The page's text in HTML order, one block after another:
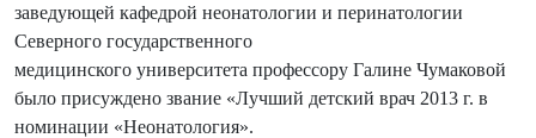
заведующей кафедрой неонатологии и перинатологии
Северного государственного
медицинского университета профессору Галине Чумаковой
было присуждено звание «Лучший детский врач 2013 г. в
номинации «Неонатология».